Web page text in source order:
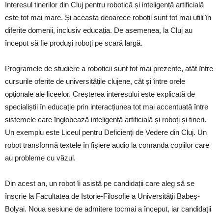
Interesul tinerilor din Cluj pentru robotică și inteligență artificială
este tot mai mare. Și aceasta deoarece roboții sunt tot mai utili în
diferite domenii, inclusiv educația. De asemenea, la Cluj au
început să fie produși roboți pe scară largă.
Programele de studiere a roboticii sunt tot mai prezente, atât între
cursurile oferite de universitățile clujene, cât și între orele
opționale ale liceelor. Creșterea interesului este explicată de
specialiștii în educație prin interacțiunea tot mai accentuată între
sistemele care înglobează inteligență artificială și roboți și tineri.
Un exemplu este Liceul pentru Deficienți de Vedere din Cluj. Un
robot transformă textele în fișiere audio la comanda copiilor care
au probleme cu văzul.
Din acest an, un robot îi asistă pe candidații care aleg să se
înscrie la Facultatea de Istorie-Filosofie a Universității Babeș-
Bolyai. Noua sesiune de admitere tocmai a început, iar candidații